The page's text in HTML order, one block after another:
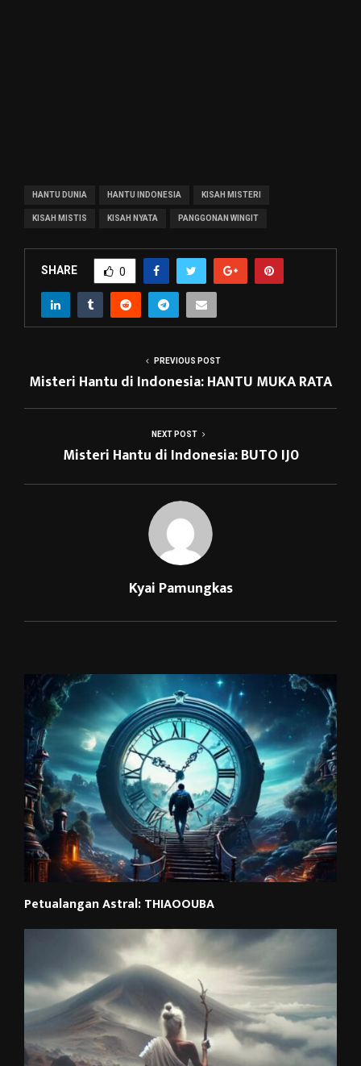
HANTU DUNIA HANTU INDONESIA KISAH MISTERI
KISAH MISTIS KISAH NYATA PANGGONAN WINGIT
SHARE 0
PREVIOUS POST
Misteri Hantu di Indonesia: HANTU MUKA RATA
NEXT POST
Misteri Hantu di Indonesia: BUTO IJ0
Kyai Pamungkas
Petualangan Astral: THIAOOUBA